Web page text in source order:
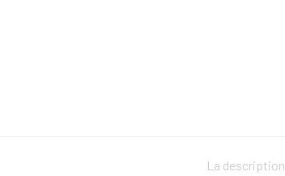
La description